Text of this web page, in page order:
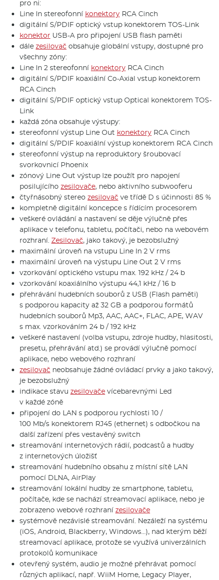
pro ni:
Line In stereofonní konektory RCA Cinch
digitální S/PDIF optický vstup konektorem TOS-Link
konektor USB-A pro připojení USB flash paměti
dále zesilovač obsahuje globální vstupy, dostupné pro
všechny zóny:
Line In 2 stereofonní konektory RCA Cinch
digitální S/PDIF koaxiální Co-Axial vstup konektorem
RCA Cinch
digitální S/PDIF optický vstup Optical konektorem TOS-
Link
každá zóna obsahuje výstupy:
stereofonní výstup Line Out konektory RCA Cinch
digitální S/PDIF koaxiální výstup konektorem RCA Cinch
stereofonní výstup na reproduktory šroubovací
svorkovnicí Phoenix
zónový Line Out výstup lze použít pro napojení
posilujícího zesilovače, nebo aktivního subwooferu
čtyřnásobný stereo zesilovač ve třídě D s účinnosti 85 %
kompletně digitální koncepce s řídícím procesorem
veškeré ovládání a nastavení se děje výlučně přes
aplikace v telefonu, tabletu, počítači, nebo na webovém
rozhraní. Zesilovač, jako takový, je bezobslužný
maximální úroveň na vstupu Line In 2 V rms
maximální úroveň na výstupu Line Out 2 V rms
vzorkování optického vstupu max. 192 kHz / 24 b
vzorkování koaxiálního výstupu 44,1 kHz / 16 b
přehrávání hudebních souborů z USB (Flash paměti)
s podporou kapacity až 32 GB a podporou formátů
hudebních souborů Mp3, AAC, AAC+, FLAC, APE, WAV
s max. vzorkováním 24 b / 192 kHz
veškeré nastavení (volba vstupu, zdroje hudby, hlasitosti,
presetu, přehrávání atd.) se provádí výlučně pomocí
aplikace, nebo webového rozhraní
zesilovač neobsahuje žádné ovládací prvky a jako takový,
je bezobslužný
indikace stavu zesilovače vícebarevnými Led
v každé zóně
připojení do LAN s podporou rychlosti 10 /
100 Mb/s konektorem RJ45 (ethernet) s odbočkou na
další zařízení přes vestavěný switch
streamování internetových rádií, podcastů a hudby
z internetových úložišť
streamování hudebního obsahu z místní sítě LAN
pomocí DLNA, AirPlay
streamování lokální hudby ze smartphone, tabletu,
počítače, kde se nachází streamovací aplikace, nebo je
zobrazeno webové rozhraní zesilovače
systémově nezávislé streamování. Nezáleží na systému
(iOS, Android, Blackberry, Windows…), nad kterým běží
streamovací aplikace, protože se využívá univerzálních
protokolů komunikace
otevřený systém, audio je možné přehrávat pomocí
různých aplikací, např. WiiM Home, Legacy Player,